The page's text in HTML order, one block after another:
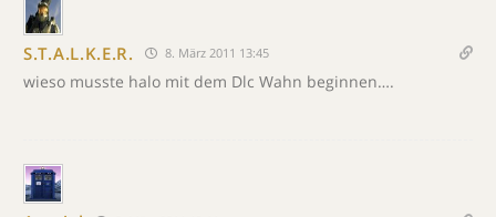
S.T.A.L.K.E.R. 8. März 2011 13:45
wieso musste halo mit dem Dlc Wahn beginnen….